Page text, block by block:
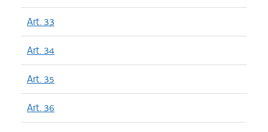
Art. 33
Art. 34
Art. 35
Art. 36